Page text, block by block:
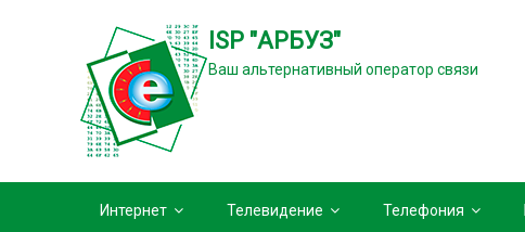
ISP "АРБУЗ"
Ваш альтернативный оператор связи
Интернет Телевидение Телефония